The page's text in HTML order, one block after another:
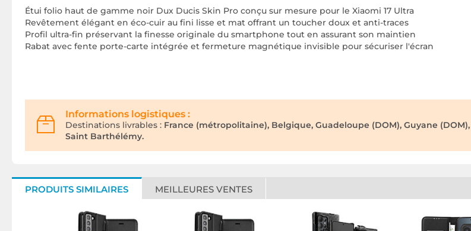
Étui folio haut de gamme noir Dux Ducis Skin Pro conçu sur mesure pour le Xiaomi 17 Ultra
Revêtement élégant en éco-cuir au fini lisse et mat offrant un toucher doux et anti-traces
Profil ultra-fin préservant la finesse originale du smartphone tout en assurant son maintien
Rabat avec fente porte-carte intégrée et fermeture magnétique invisible pour sécuriser l'écran
Informations logistiques :
Destinations livrables : France (métropolitaine), Belgique, Guadeloupe (DOM), Guyane
Saint Barthélémy.
PRODUITS SIMILAIRES MEILLEURES VENTES